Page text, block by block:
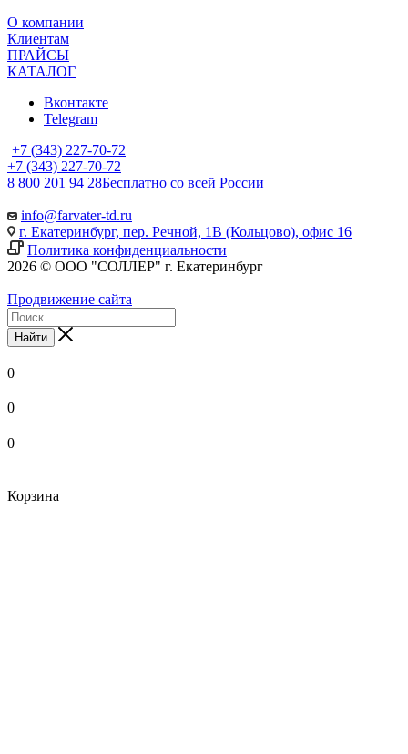
О компании
Клиентам
ПРАЙСЫ
КАТАЛОГ
Вконтакте
Telegram
+7 (343) 227-70-72
+7 (343) 227-70-72
8 800 201 94 28Бесплатно со всей России
info@farvater-td.ru
г. Екатеринбург, пер. Речной, 1В (Кольцово), офис 16
Политика конфиденциальности
2026 © ООО "СОЛЛЕР" г. Екатеринбург
Продвижение сайта
Найти
0
0
0
Корзина